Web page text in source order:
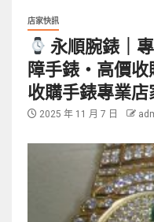
店家快訊
永順腕錶｜
障手錶・高價
收購手錶專業
2025 年 11 月 7 日